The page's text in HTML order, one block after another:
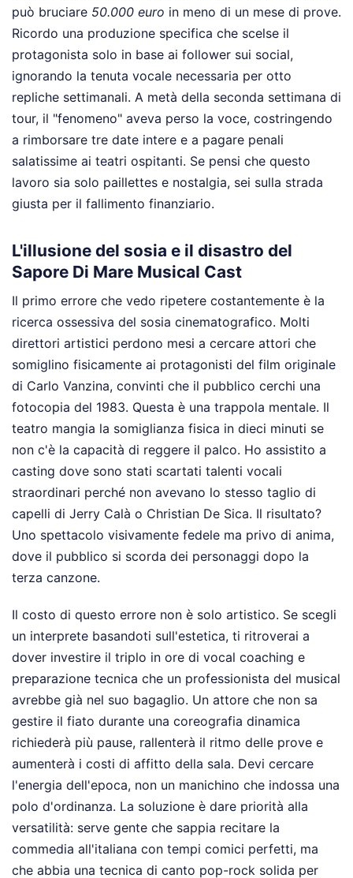
può bruciare 50.000 euro in meno di un mese di prove.
Ricordo una produzione specifica che scelse il
protagonista solo in base ai follower sui social,
ignorando la tenuta vocale necessaria per otto
repliche settimanali. A metà della seconda settimana di
tour, il "fenomeno" aveva perso la voce, costringendo
a rimborsare tre date intere e a pagare penali
salatissime ai teatri ospitanti. Se pensi che questo
lavoro sia solo paillettes e nostalgia, sei sulla strada
giusta per il fallimento finanziario.
L'illusione del sosia e il disastro del
Sapore Di Mare Musical Cast
Il primo errore che vedo ripetere costantemente è la
ricerca ossessiva del sosia cinematografico. Molti
direttori artistici perdono mesi a cercare attori che
somiglino fisicamente ai protagonisti del film originale
di Carlo Vanzina, convinti che il pubblico cerchi una
fotocopia del 1983. Questa è una trappola mentale. Il
teatro mangia la somiglianza fisica in dieci minuti se
non c'è la capacità di reggere il palco. Ho assistito a
casting dove sono stati scartati talenti vocali
straordinari perché non avevano lo stesso taglio di
capelli di Jerry Calà o Christian De Sica. Il risultato?
Uno spettacolo visivamente fedele ma privo di anima,
dove il pubblico si scorda dei personaggi dopo la
terza canzone.
Il costo di questo errore non è solo artistico. Se scegli
un interprete basandoti sull'estetica, ti ritroverai a
dover investire il triplo in ore di vocal coaching e
preparazione tecnica che un professionista del musical
avrebbe già nel suo bagaglio. Un attore che non sa
gestire il fiato durante una coreografia dinamica
richiederà più pause, rallenterà il ritmo delle prove e
aumenterà i costi di affitto della sala. Devi cercare
l'energia dell'epoca, non un manichino che indossa una
polo d'ordinanza. La soluzione è dare priorità alla
versatilità: serve gente che sappia recitare la
commedia all'italiana con tempi comici perfetti, ma
che abbia una tecnica di canto pop-rock solida per